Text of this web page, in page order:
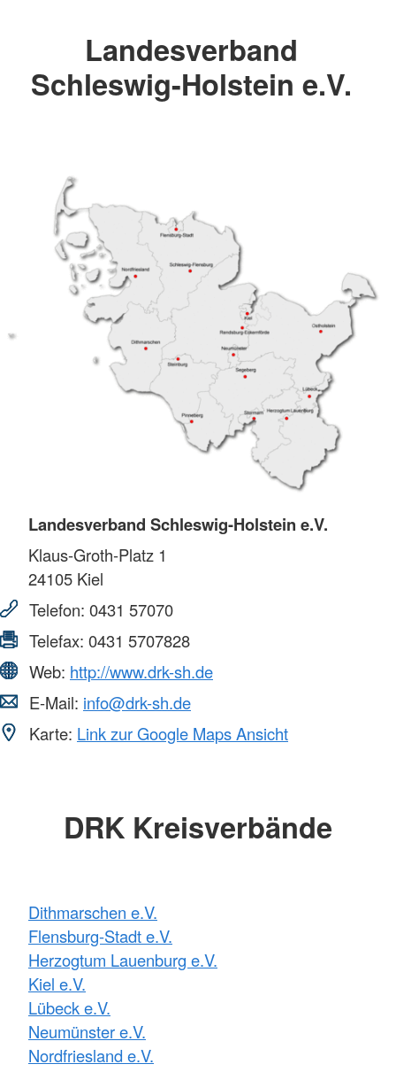
Landesverband
Schleswig-Holstein e.V.
Landesverband Schleswig-Holstein e.V.
Klaus-Groth-Platz 1
24105 Kiel
Telefon: 0431 57070
Telefax: 0431 5707828
Web: http://www.drk-sh.de
E-Mail: info@drk-sh.de
Karte: Link zur Google Maps Ansicht
DRK Kreisverbände
Dithmarschen e.V.
Flensburg-Stadt e.V.
Herzogtum Lauenburg e.V.
Kiel e.V.
Lübeck e.V.
Neumünster e.V.
Nordfriesland e.V.